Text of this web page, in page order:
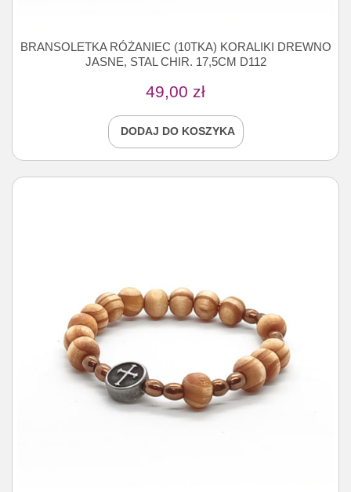
BRANSOLETKA RÓŻANIEC (10TKA) KORALIKI DREWNO
JASNE, STAL CHIR. 17,5CM D112
49,00 zł
DODAJ DO KOSZYKA